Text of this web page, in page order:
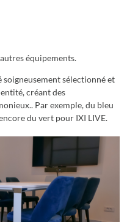
équipements.
sélectionné et
créant des
. Par exemple, du bleu
du vert pour IXI LIVE.